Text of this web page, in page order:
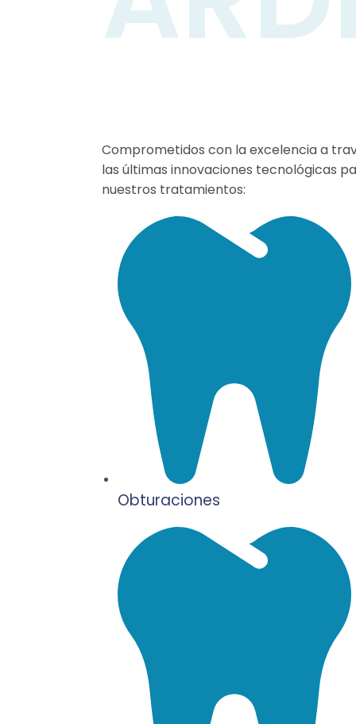
General
Comprometidos con la excelencia a
las últimas innovaciones tecnológicas
nuestros tratamientos:
Obturaciones